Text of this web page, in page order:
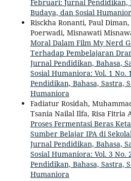
Februari: Jurnal Pendidikan,
Budaya, dan Sosial
Risckha Ronanti, Paul
Poerwadi, Misnawati
Moral Dalam Film My Nerd
Terhadap Pembelajaran
Jurnal Pendidikan, Bahasa,
Sosial Humaniora: Vol. 1
Pendidikan, Bahasa, Sastra,
Humaniora
Fadiatur Rosidah,
Tsania Nailal Ilfa, Risa Fitria
Proses Fermentasi Beras
Sumber Belajar IPA di
Jurnal Pendidikan, Bahasa,
Sosial Humaniora: Vol. 3 No.
Pendidikan, Bahasa, Sastra,
Humaniora